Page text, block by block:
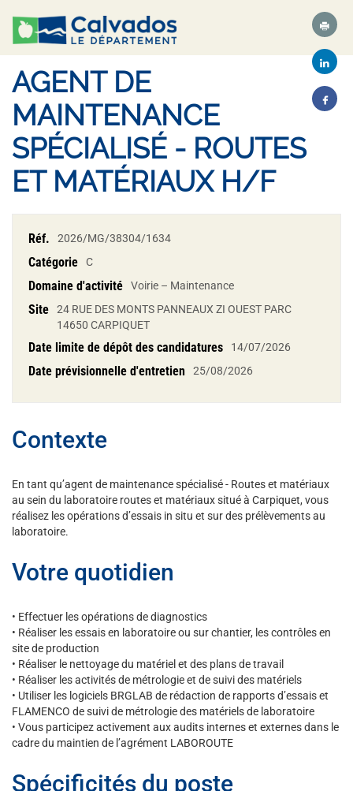
AGENT DE
MAINTENANCE
SPÉCIALISÉ - ROUTES
ET MATÉRIAUX H/F
Réf. 2026/MG/38304/1634
Catégorie C
Domaine d'activité Voirie – Maintenance
Site
24 RUE DES MONTS PANNEAUX ZI OUEST PARC
14650 CARPIQUET
Date limite de dépôt des candidatures 14/07/2026
Date prévisionnelle d'entretien 25/08/2026
Contexte
En tant qu’agent de maintenance spécialisé - Routes et matériaux
au sein du laboratoire routes et matériaux situé à Carpiquet, vous
réalisez les opérations d’essais in situ et sur des prélèvements au
laboratoire.
Votre quotidien
• Effectuer les opérations de diagnostics
• Réaliser les essais en laboratoire ou sur chantier, les contrôles en
site de production
• Réaliser le nettoyage du matériel et des plans de travail
• Réaliser les activités de métrologie et de suivi des matériels
• Utiliser les logiciels BRGLAB de rédaction de rapports d’essais et
FLAMENCO de suivi de métrologie des matériels de laboratoire
• Vous participez activement aux audits internes et externes dans le
cadre du maintien de l’agrément LABOROUTE
Spécificités du poste